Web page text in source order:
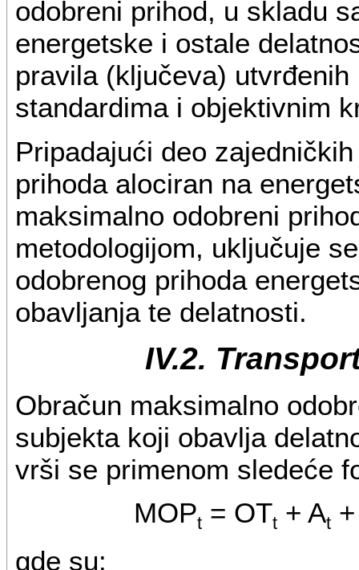
odobreni prihod, u skladu
energetske i ostale
pravila (ključeva)
standardima i objektivnim
Pripadajući deo
prihoda alociran na
maksimalno odobreni
metodologijom, uključuje
odobrenog prihoda
obavljanja te delatnosti.
IV.2.
Obračun maksimalno
subjekta koji obavlja
vrši se primenom sledeće
MOPt= OTt+ At+
gde su: